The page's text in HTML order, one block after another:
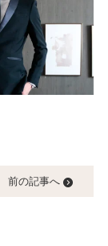
前の記事へ